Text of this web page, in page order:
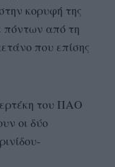
κορυφή της
πόντων από τη
που επίσης
του ΠΑΟ
οι δύο